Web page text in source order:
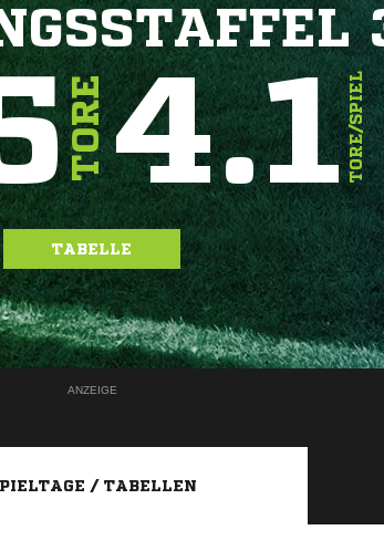
TORE4.1TORE/SPIEL
TABELLE
ANZEIGE
/ TABELLEN